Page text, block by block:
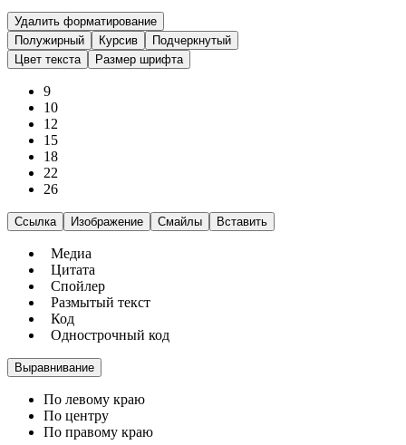
Удалить форматирование
Полужирный
Курсив
Подчеркнутый
Цвет текста
Размер шрифта
9
10
12
15
18
22
26
Ссылка Изображение Смайлы Вставить
Медиа
Цитата
Спойлер
Размытый текст
Код
Однострочный код
Выравнивание
По левому краю
По центру
По правому краю